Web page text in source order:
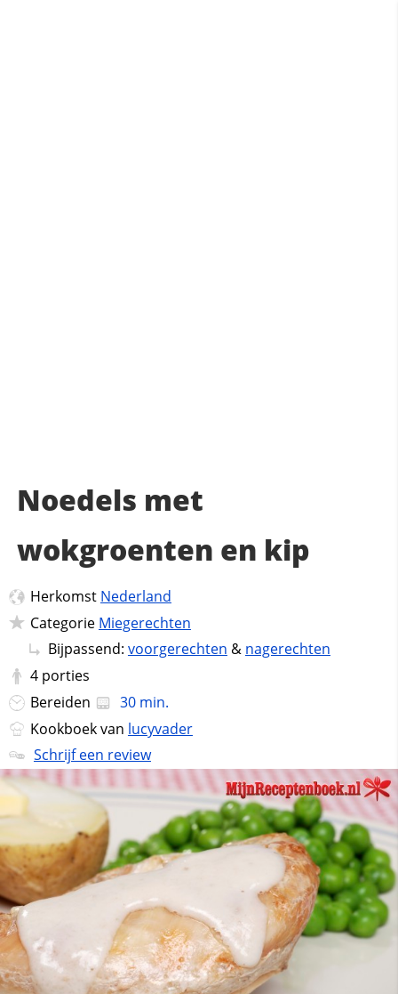
Noedels met
wokgroenten en kip
Herkomst Nederland
Categorie Miegerechten
Bijpassend: voorgerechten & nagerechten
4 porties
Bereiden
30 min.
Kookboek van lucyvader
Schrijf een review